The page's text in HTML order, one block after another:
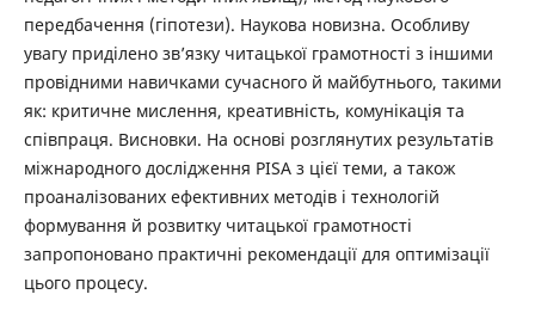
передбачення (гіпотези). Наукова новизна. Особливу
увагу приділено зв’язку читацької грамотності з іншими
провідними навичками сучасного й майбутнього, такими
як: критичне мислення, креативність, комунікація та
співпраця. Висновки. На основі розглянутих результатів
міжнародного дослідження PISA з цієї теми, а також
проаналізованих ефективних методів і технологій
формування й розвитку читацької грамотності
запропоновано практичні рекомендації для оптимізації
цього процесу.